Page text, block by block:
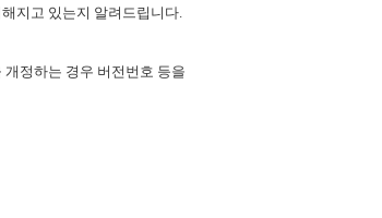
지고 있는지 알려드립니다.
정하는 경우 버전번호 등을